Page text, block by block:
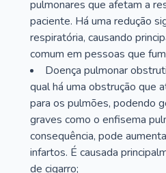
pulmonares que afetam a
paciente. Há uma redução
respiratória, causando
comum em pessoas que
Doença pulmonar
qual há uma obstrução que
para os pulmões, podendo
graves como o enfisema
consequência, pode
infartos. É causada
de cigarro;